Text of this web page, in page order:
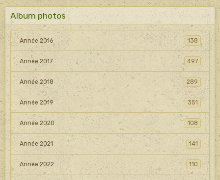
Album photos
Année 2016 138
Année 2017 497
Année 2018 289
Année 2019 351
Année 2020 108
Année 2021 141
Année 2022 110